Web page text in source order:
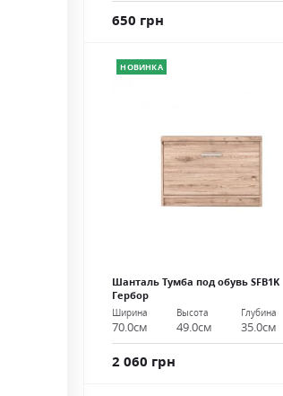
650 грн
НОВИНКА
Шанталь Тумба под обувь SFB1K
Гербор
Ширина
70.0см
Высота
49.0см
Глубина
35.0см
2 060 грн